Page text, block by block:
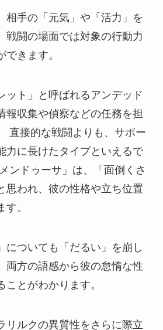
相手の「元気」や「活力」を
戦闘の場面では対象の行動力
できます。
ット」と呼ばれるアンデッド
報収集や偵察などの任務を担
直接的な戦闘よりも、サポー
力に長けたタイプといえるで
ンドゥーサ」は、「面倒くさ
思われ、彼の性格や立ち位置
。
についても「だるい」を崩し
両方の語感から彼の怠惰な性
とがわかります。
リルクの異質性をさらに際立